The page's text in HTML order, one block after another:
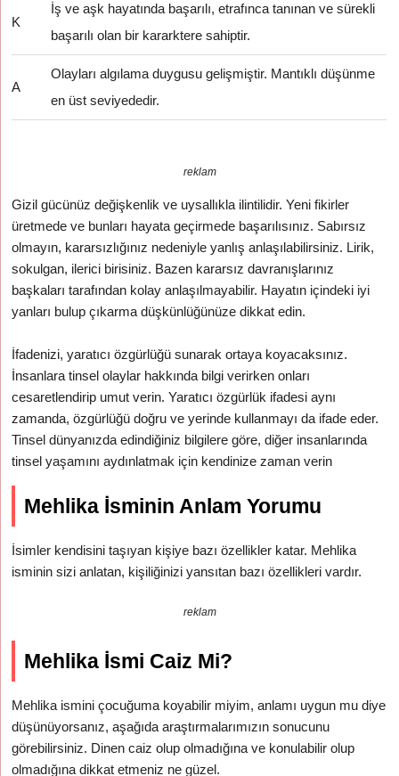
K
İş ve aşk hayatında başarılı, etrafınca tanınan ve sürekli
başarılı olan bir kararktere sahiptir.
A
Olayları algılama duygusu gelişmiştir. Mantıklı düşünme
en üst seviyededir.
reklam
Gizil gücünüz değişkenlik ve uysallıkla ilintilidir. Yeni fikirler
üretmede ve bunları hayata geçirmede başarılısınız. Sabırsız
olmayın, kararsızlığınız nedeniyle yanlış anlaşılabilirsiniz. Lirik,
sokulgan, ilerici birisiniz. Bazen kararsız davranışlarınız
başkaları tarafından kolay anlaşılmayabilir. Hayatın içindeki iyi
yanları bulup çıkarma düşkünlüğünüze dikkat edin.
İfadenizi, yaratıcı özgürlüğü sunarak ortaya koyacaksınız.
İnsanlara tinsel olaylar hakkında bilgi verirken onları
cesaretlendirip umut verin. Yaratıcı özgürlük ifadesi aynı
zamanda, özgürlüğü doğru ve yerinde kullanmayı da ifade eder.
Tinsel dünyanızda edindiğiniz bilgilere göre, diğer insanlarında
tinsel yaşamını aydınlatmak için kendinize zaman verin
Mehlika İsminin Anlam Yorumu
İsimler kendisini taşıyan kişiye bazı özellikler katar. Mehlika
isminin sizi anlatan, kişiliğinizi yansıtan bazı özellikleri vardır.
reklam
Mehlika İsmi Caiz Mi?
Mehlika ismini çocuğuma koyabilir miyim, anlamı uygun mu diye
düşünüyorsanız, aşağıda araştırmalarımızın sonucunu
görebilirsiniz. Dinen caiz olup olmadığına ve konulabilir olup
olmadığına dikkat etmeniz ne güzel.